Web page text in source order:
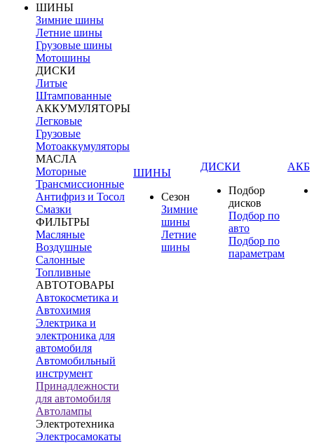
ШИНЫ
Зимние шины
Летние шины
Грузовые шины
Мотошины
ДИСКИ
Литые
Штампованные
АККУМУЛЯТОРЫ
Легковые
Грузовые
Мотоаккумуляторы
МАСЛА
Моторные
Трансмиссионные
Антифриз и Тосол
Смазки
ФИЛЬТРЫ
Масляные
Воздушные
Салонные
Топливные
АВТОТОВАРЫ
Автокосметика и
Автохимия
Электрика и
электроника для
автомобиля
Автомобильный
инструмент
Принадлежности
для автомобиля
Автолампы
Электротехника
Электросамокаты
ШИНЫ
Сезон
Зимние
шины
Летние
шины
ДИСКИ
Подбор
дисков
Подбор по
авто
Подбор по
параметрам
АКБ